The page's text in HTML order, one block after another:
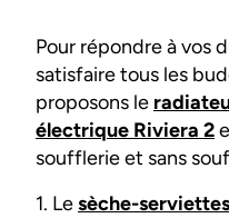
Pour répondre à vos
satisfaire tous les
proposons le
électrique Riviera 2
soufflerie et sans
1. Lesèche-